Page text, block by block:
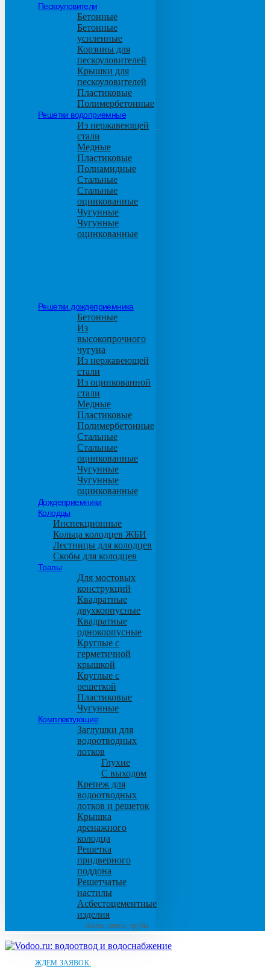
Пескоуловители
Бетонные
Бетонные
усиленные
Корзины для
пескоуловителей
Крышки для
пескоуловителей
Пластиковые
Полимербетонные
Решетки водоприемные
Из нержавеющей
стали
Медные
Пластиковые
Полиамидные
Стальные
Стальные
оцинкованные
Чугунные
Чугунные
оцинкованные
Решетки дождеприемника
Бетонные
Из
высокопрочного
чугуна
Из нержавеющей
стали
Из оцинкованной
стали
Медные
Пластиковые
Полимербетонные
Стальные
Стальные
оцинкованные
Чугунные
Чугунные
оцинкованные
Дождеприемники
Колодцы
Инспекционные
Кольца колодцев ЖБИ
Лестницы для колодцев
Скобы для колодцев
Трапы
Для мостовых
конструкций
Квадратные
двухкорпусные
Квадратные
однокорпусные
Круглые с
герметичной
крышкой
Круглые с
решеткой
Пластиковые
Чугунные
Комплектующие
Заглушки для
водоотводных
лотков
Глухие
С выходом
Крепеж для
водоотводных
лотков и решеток
Крышка
дренажного
колодца
Решетка
придверного
поддона
Решетчатые
настилы
Асбестоцементные
изделия
Листы, плиты, трубы
ЖДЕМ ЗАЯВОК: